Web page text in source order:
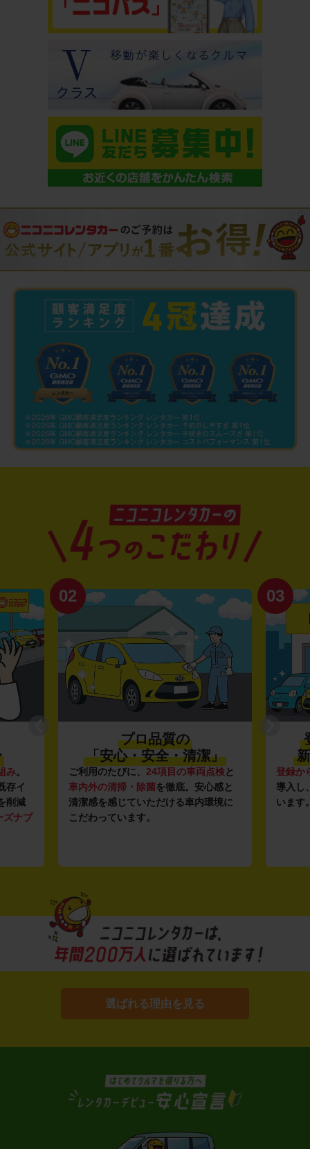
み。
存イ
削減
ズナブ
02
プロ品質の
「安心・安全・清潔」
ご利用のたびに、 24項目の車両点検と
車内外の清掃・除菌を徹底。安心感と
清潔感を感じていただける車内環境に
こだわっています。
03
登録か
導入し
います
選ばれる理由を見る